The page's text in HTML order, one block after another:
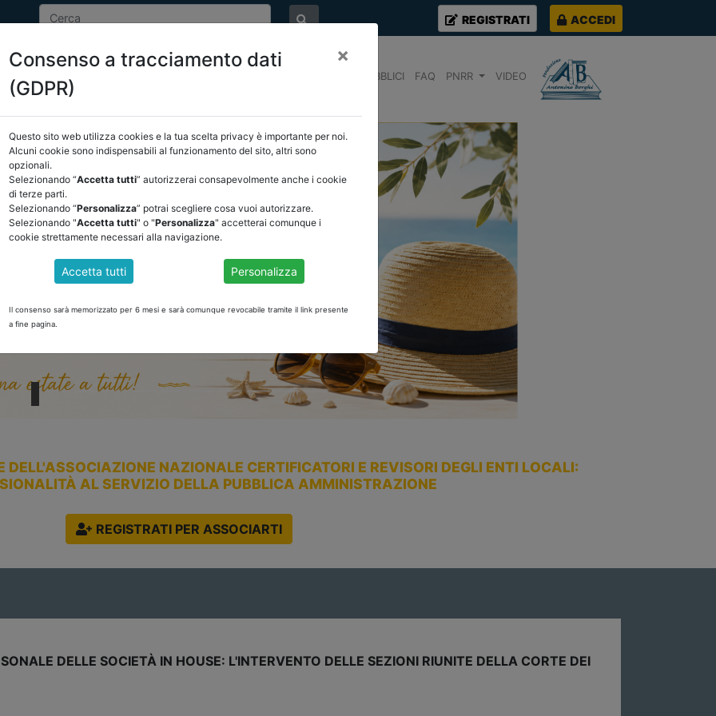
REGISTRATI ACCEDI
DOCUMENTI PUBBLICI FAQ PNRR VIDEO
DELL'ASSOCIAZIONE NAZIONALE CERTIFICATORI E REVISORI DEGLI ENTI LOCALI:
AL SERVIZIO DELLA PUBBLICA AMMINISTRAZIONE
REGISTRATI PER ASSOCIARTI
DELLE SEZIONI RIUNITE DELLA CORTE DEI
EX FCDE FUORI DALL’AVANZO, TRANSIZIONE DA
Consenso a tracciamento dati
(GDPR)
×
Questo sito web utilizza cookies e la tua scelta privacy è importante per noi.
Alcuni cookie sono indispensabili al funzionamento del sito, altri sono
opzionali.
Selezionando “Accetta tutti” autorizzerai consapevolmente anche i cookie
di terze parti.
Selezionando “Personalizza” potrai scegliere cosa vuoi autorizzare.
Selezionando "Accetta tutti" o "Personalizza" accetterai comunque i
cookie strettamente necessari alla navigazione.
Accetta tutti Personalizza
Il consenso sarà memorizzato per 6 mesi e sarà comunque revocabile tramite il link presente
a fine pagina.